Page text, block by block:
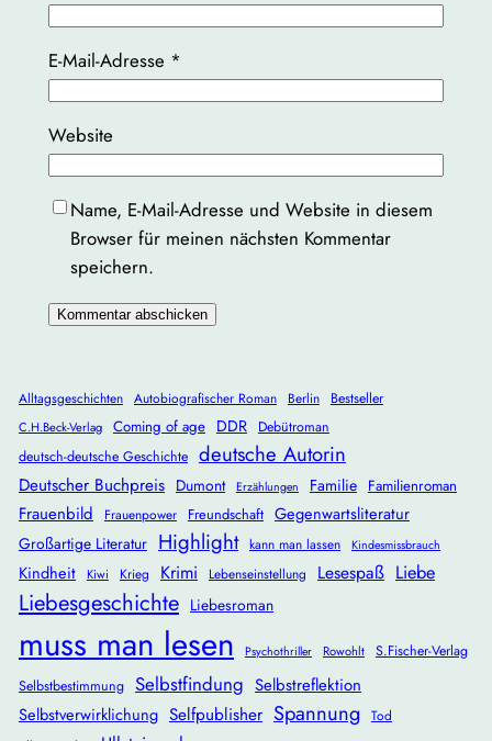
E-Mail-Adresse *
Website
Name, E-Mail-Adresse und Website in diesem
Browser für meinen nächsten Kommentar
speichern.
Alltagsgeschichten Autobiografischer Roman Berlin Bestseller
C.H.Beck-Verlag Coming of age DDR
Debütroman
deutsch-deutsche Geschichte deutsche Autorin
Deutscher Buchpreis Dumont Erzählungen Familie Familienroman
Frauenbild Frauenpower Freundschaft Gegenwartsliteratur
Großartige Literatur Highlight kann man lassen Kindesmissbrauch
Kindheit Kiwi Krieg Krimi Lebenseinstellung Lesespaß Liebe
Liebesgeschichte Liebesroman
muss man lesen Psychothriller Rowohlt
S.Fischer-Verlag
Selbstbestimmung Selbstfindung Selbstreflektion
Selbstverwirklichung Selfpublisher Spannung Tod